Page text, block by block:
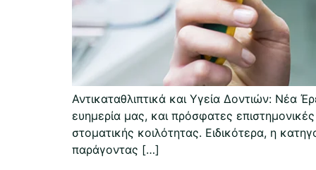
Αντικαταθλιπτικά και Υγεία Δοντιών: Νέα
ευημερία μας, και πρόσφατες
στοματικής κοιλότητας. Ειδικότερα, η
παράγοντας […]